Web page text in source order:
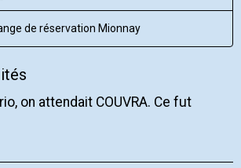
de réservation Mionnay
on attendait COUVRA. Ce fut